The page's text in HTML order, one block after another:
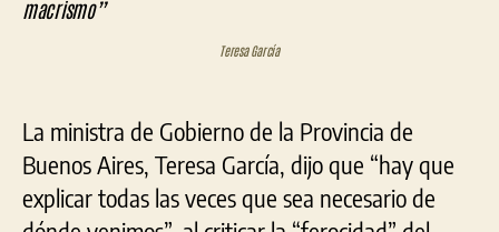
Teresa García
La ministra de Gobierno de la Provincia de
Buenos Aires, Teresa García, dijo que “hay que
explicar todas las veces que sea necesario de